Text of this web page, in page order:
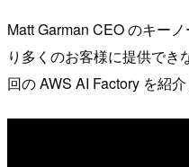
Matt Garman CEO のキー
り多くのお客様に提供でき
回の AWS AI Factory を紹介